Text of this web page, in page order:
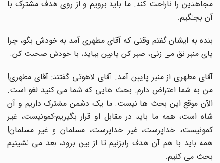
مجاهدین را ناراحت کند. ما باید برویم و از روی هدف مشترک با
آن بجنگیم.
بنده به ایشان گفتم وقتی که آقای مطهری آمد به خودش بگو، چرا
پای منبر نق می زنی، صبر کن پایین بیاید، با خودش صحبت کن.
آقای مطهری از منبر پایین آمد. آقای لاهوتی گفتند: آقای مطهری!
من به شما اعتراض دارم. بحث هایی که شما می کنید لغو است.
الآن موقع این بحث ها نیست. ما یک دشمن مشترک داریم و آن
شاه است، همه ما باید در مقابل او قرار بگیریم؛کمونیست، غیر
کمونیست، خداپرست، غیر خداپرست، مسلمان و غیر مسلمان!
همه باید با هم آن هدف رابزنیم تا از بین برود، بعد می نشینیم
بحث می کنیم.